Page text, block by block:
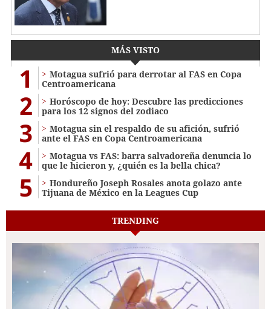
MÁS VISTO
1
Motagua sufrió para derrotar al FAS en Copa
Centroamericana
2
Horóscopo de hoy: Descubre las predicciones
para los 12 signos del zodiaco
3
Motagua sin el respaldo de su afición, sufrió
ante el FAS en Copa Centroamericana
4
Motagua vs FAS: barra salvadoreña denuncia lo
que le hicieron y, ¿quién es la bella chica?
5
Hondureño Joseph Rosales anota golazo ante
Tijuana de México en la Leagues Cup
TRENDING